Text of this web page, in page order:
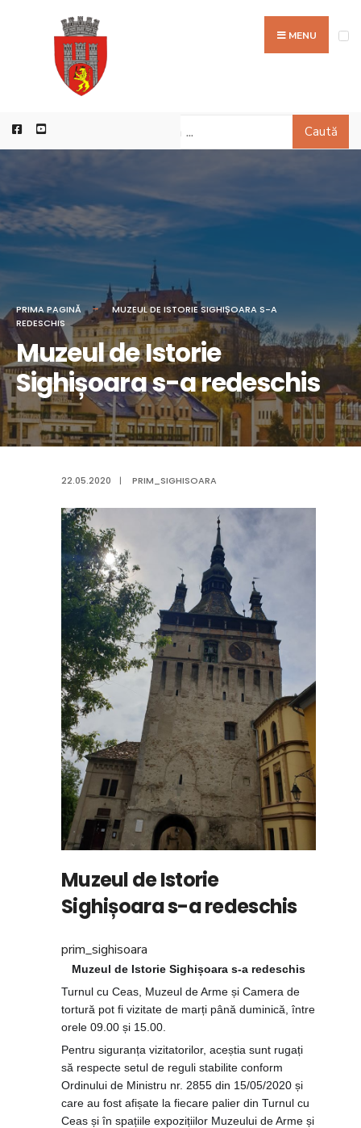
MENU
Caută
PRIMA PAGINĂ
MUZEUL DE ISTORIE SIGHIȘOARA S-A
REDESCHIS
Muzeul de Istorie
Sighișoara s-a redeschis
22.05.2020 | PRIM_SIGHISOARA
Muzeul de Istorie
Sighișoara s-a redeschis
prim_sighisoara
Muzeul de Istorie Sighișoara s-a redeschis
Turnul cu Ceas, Muzeul de Arme și Camera de
tortură pot fi vizitate de marți până duminică, între
orele 09.00 și 15.00.
Pentru siguranța vizitatorilor, aceștia sunt rugați
să respecte setul de reguli stabilite conform
Ordinului de Ministru nr. 2855 din 15/05/2020 și
care au fost afișate la fiecare palier din Turnul cu
Ceas și în spațiile expozițiilor Muzeului de Arme și